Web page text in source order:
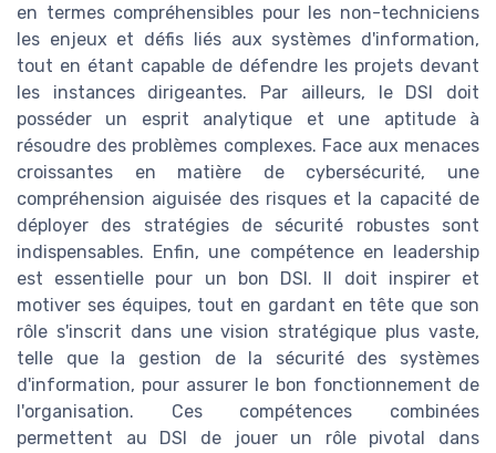
en termes compréhensibles pour les non-techniciens
les enjeux et défis liés aux systèmes d'information,
tout en étant capable de défendre les projets devant
les instances dirigeantes. Par ailleurs, le DSI doit
posséder un esprit analytique et une aptitude à
résoudre des problèmes complexes. Face aux menaces
croissantes en matière de cybersécurité, une
compréhension aiguisée des risques et la capacité de
déployer des stratégies de sécurité robustes sont
indispensables. Enfin, une compétence en leadership
est essentielle pour un bon DSI. Il doit inspirer et
motiver ses équipes, tout en gardant en tête que son
rôle s'inscrit dans une vision stratégique plus vaste,
telle que la gestion de la sécurité des systèmes
d'information, pour assurer le bon fonctionnement de
l'organisation. Ces compétences combinées
permettent au DSI de jouer un rôle pivotal dans